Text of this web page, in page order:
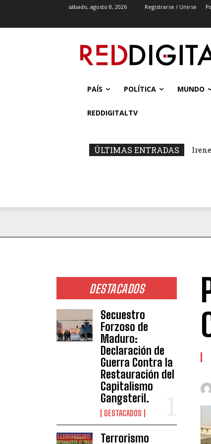
sábado, agosto 8, 2026 Registrarse / Unirse
PAÍS POLÍTICA MUNDO
REDDIGITALTV
ÚLTIMAS ENTRADAS
DESTACADOS
Secuestro
Forzoso de
Maduro:
Declaración de
Guerra Contra la
Restauración del
Capitalismo
Gangsteril.
DESTACADOS
Terrorismo